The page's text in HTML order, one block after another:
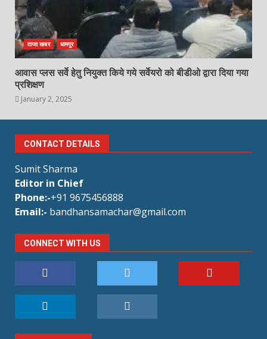
ताजा खबर धामपुर
आवास प्लस सर्वे हेतु नियुक्त किये गये सर्वेयरो को बीडीओ द्वारा दिया गया
प्रशिक्षण
January 2, 2025
CONTACT DETAILS
Sumit Sharma
Editor in Chief
Phone:-+91 9675456888
Email:- bandhansamachar@gmail.com
CONNECT WITH US